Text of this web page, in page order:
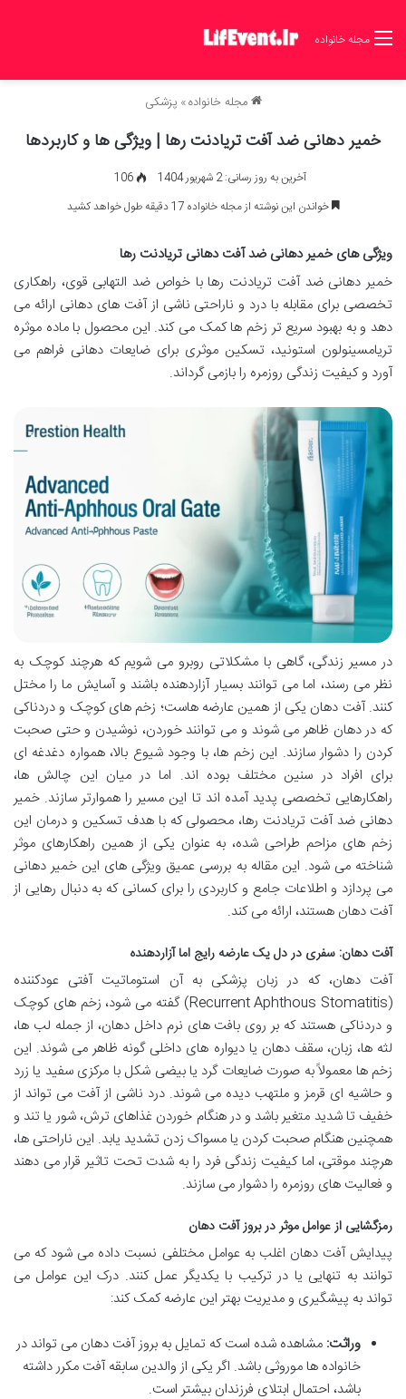
مجله خانواده
مجله خانواده» پزشکی
خمیر دهانی ضد آفت تریادنت رها | ویژگی ها و کاربردها
آخرین به روز رسانی: 2 شهریور 1404
106
خواندن این نوشته از مجله خانواده 17 دقیقه طول خواهد کشید
ویژگی های خمیر دهانی ضد آفت دهانی تریادنت رها
خمیر دهانی ضد آفت تریادنت رها با خواص ضد التهابی قوی، راهکاری
تخصصی برای مقابله با درد و ناراحتی ناشی از آفت های دهانی ارائه می
دهد و به بهبود سریع تر زخم ها کمک می کند. این محصول با ماده موثره
تریامسینولون استونید، تسکین موثری برای ضایعات دهانی فراهم می
آورد و کیفیت زندگی روزمره را بازمی گرداند.
در مسیر زندگی، گاهی با مشکلاتی روبرو می شویم که هرچند کوچک به
نظر می رسند، اما می توانند بسیار آزاردهنده باشند و آسایش ما را مختل
کنند. آفت دهان یکی از همین عارضه هاست؛ زخم های کوچک و دردناکی
که در دهان ظاهر می شوند و می توانند خوردن، نوشیدن و حتی صحبت
کردن را دشوار سازند. این زخم ها، با وجود شیوع بالا، همواره دغدغه ای
برای افراد در سنین مختلف بوده اند. اما در میان این چالش ها،
راهکارهایی تخصصی پدید آمده اند تا این مسیر را هموارتر سازند. خمیر
دهانی ضد آفت تریادنت رها، محصولی که با هدف تسکین و درمان این
زخم های مزاحم طراحی شده، به عنوان یکی از همین راهکارهای موثر
شناخته می شود. این مقاله به بررسی عمیق ویژگی های این خمیر دهانی
می پردازد و اطلاعات جامع و کاربردی را برای کسانی که به دنبال رهایی از
آفت دهان هستند، ارائه می کند.
آفت دهان: سفری در دل یک عارضه رایج اما آزاردهنده
آفت دهان، که در زبان پزشکی به آن استوماتیت آفتی عودکننده
(Recurrent Aphthous Stomatitis) گفته می شود، زخم های کوچک
و دردناکی هستند که بر روی بافت های نرم داخل دهان، از جمله لب ها،
لثه ها، زبان، سقف دهان یا دیواره های داخلی گونه ظاهر می شوند. این
زخم ها معمولاً به صورت ضایعات گرد یا بیضی شکل با مرکزی سفید یا زرد
و حاشیه ای قرمز و ملتهب دیده می شوند. درد ناشی از آفت می تواند از
خفیف تا شدید متغیر باشد و در هنگام خوردن غذاهای ترش، شور یا تند و
همچنین هنگام صحبت کردن یا مسواک زدن تشدید یابد. این ناراحتی ها،
هرچند موقتی، اما کیفیت زندگی فرد را به شدت تحت تاثیر قرار می دهند
و فعالیت های روزمره را دشوار می سازند.
رمزگشایی از عوامل موثر در بروز آفت دهان
پیدایش آفت دهان اغلب به عوامل مختلفی نسبت داده می شود که می
توانند به تنهایی یا در ترکیب با یکدیگر عمل کنند. درک این عوامل می
تواند به پیشگیری و مدیریت بهتر این عارضه کمک کند:
وراثت: مشاهده شده است که تمایل به بروز آفت دهان می تواند در
خانواده ها موروثی باشد. اگر یکی از والدین سابقه آفت مکرر داشته
باشد، احتمال ابتلای فرزندان بیشتر است.